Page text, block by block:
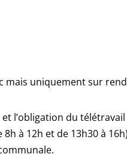
uniquement sur
l’obligation du
à 12h et de 13h30 à